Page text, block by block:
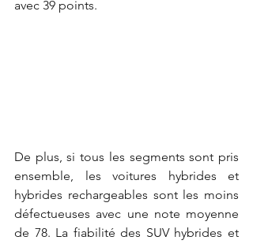
avec 39 points.
De plus, si tous les segments sont pris
ensemble, les voitures hybrides et
hybrides rechargeables sont les moins
défectueuses avec une note moyenne
de 78. La fiabilité des SUV hybrides et